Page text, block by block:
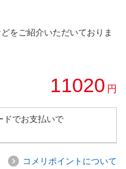
をご紹介いただいておりま
11020 円
ドでお支払いで
コメリポイントについて